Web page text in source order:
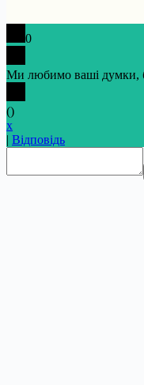
0
Ми любимо ваші думки,
()
x
| Відповідь